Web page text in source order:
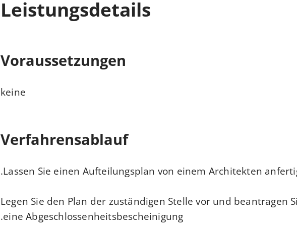
Leistungsdetails
Voraussetzungen
keine
Verfahrensablauf
Lassen Sie einen Aufteilungsplan von einem Architekten
Legen Sie den Plan der zuständigen Stelle vor und beantragen
eine Abgeschlossenheitsbescheinigung.